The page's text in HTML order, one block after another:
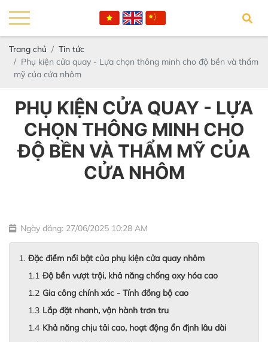
Trang chủ
Tin tức
Phụ kiện cửa quay - Lựa chọn thông minh cho độ bền và thẩm
mỹ của cửa nhôm
PHỤ KIỆN CỬA QUAY - LỰA
CHỌN THÔNG MINH CHO
ĐỘ BỀN VÀ THẨM MỸ CỦA
CỬA NHÔM
Ngày đăng: 27/06/2025 10:28 AM
Đặc điểm nổi bật của phụ kiện cửa quay nhôm
Độ bền vượt trội, khả năng chống oxy hóa cao
Gia công chính xác - Tính đồng bộ cao
Lắp đặt nhanh, vận hành trơn tru
Khả năng chịu tải cao, hoạt động ổn định lâu dài